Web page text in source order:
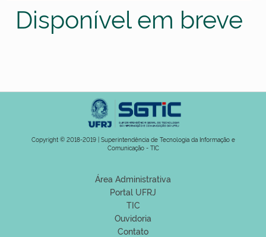
Disponível em breve
Copyright © 2018-2019 | Superintendência de Tecnologia da Informação e
Comunicação - TIC
Área Administrativa
Portal UFRJ
TIC
Ouvidoria
Contato